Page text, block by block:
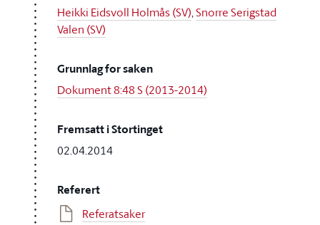
Heikki Eidsvoll Holmås (SV),Snorre Serigstad
Valen (SV)
Grunnlag for saken
Dokument 8:48 S (2013-2014)
Fremsatt i Stortinget
02.04.2014
Referert
Referatsaker